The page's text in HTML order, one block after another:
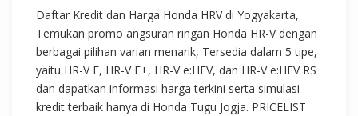
Daftar Kredit dan Harga Honda HRV di Yogyakarta,
Temukan promo angsuran ringan Honda HR-V dengan
berbagai pilihan varian menarik, Tersedia dalam 5 tipe,
yaitu HR-V E, HR-V E+, HR-V e:HEV, dan HR-V e:HEV RS
dan dapatkan informasi harga terkini serta simulasi
kredit terbaik hanya di Honda Tugu Jogja. PRICELIST